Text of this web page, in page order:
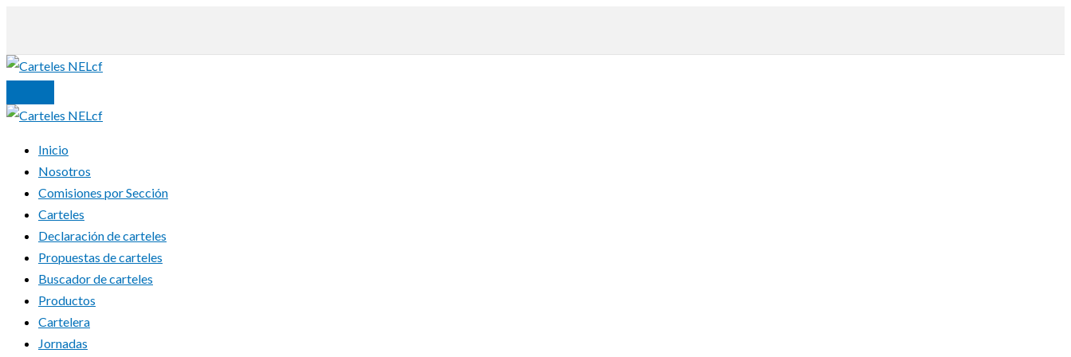
contenido
Inicio
Nosotros
Comisiones por Sección
Carteles
Declaración de carteles
Propuestas de carteles
Buscador de carteles
Productos
Cartelera
Jornadas